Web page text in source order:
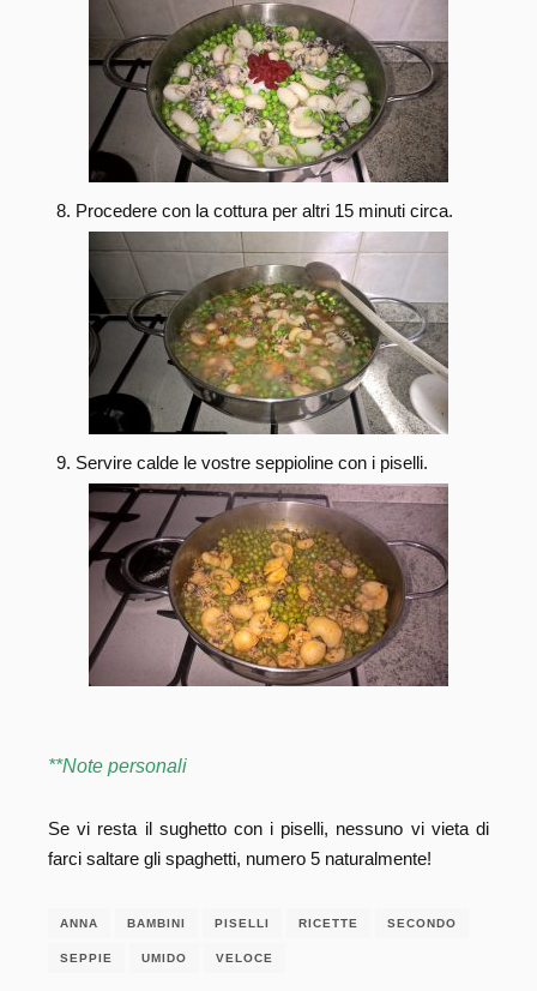
Procedere con la cottura per altri 15 minuti circa.
Servire calde le vostre seppioline con i piselli.
**Note personali
Se vi resta il sughetto con i piselli, nessuno vi vieta di
farci saltare gli spaghetti, numero 5 naturalmente!
ANNA BAMBINI PISELLI RICETTE SECONDO
SEPPIE UMIDO VELOCE